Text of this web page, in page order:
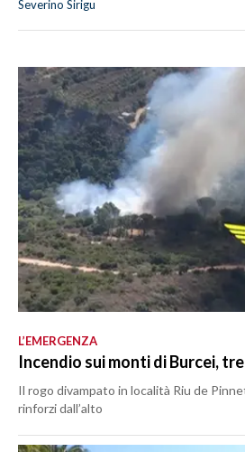
Severino Sirigu
L’EMERGENZA
Incendio sui monti di Burcei,
Il rogo divampato in località Riu de
rinforzi dall’alto